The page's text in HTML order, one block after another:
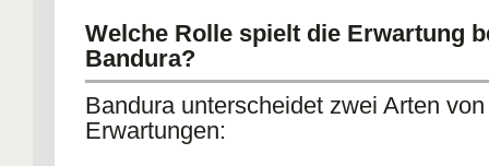
Welche Rolle spielt die Erwartung
Bandura?
Bandura unterscheidet zwei Arten von
Erwartungen: